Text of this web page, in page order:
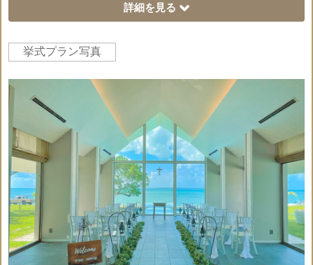
詳細を見る
会場
使用
料
○
ドレ
ス
ウェ
ルカ
ムボ
ード
会場
装飾
○
式次
第
×
タキ
シー
ド
フラ
ワー
シャ
ワー
○
ドレ
ス小
物一
式
×
挙式プラン写真